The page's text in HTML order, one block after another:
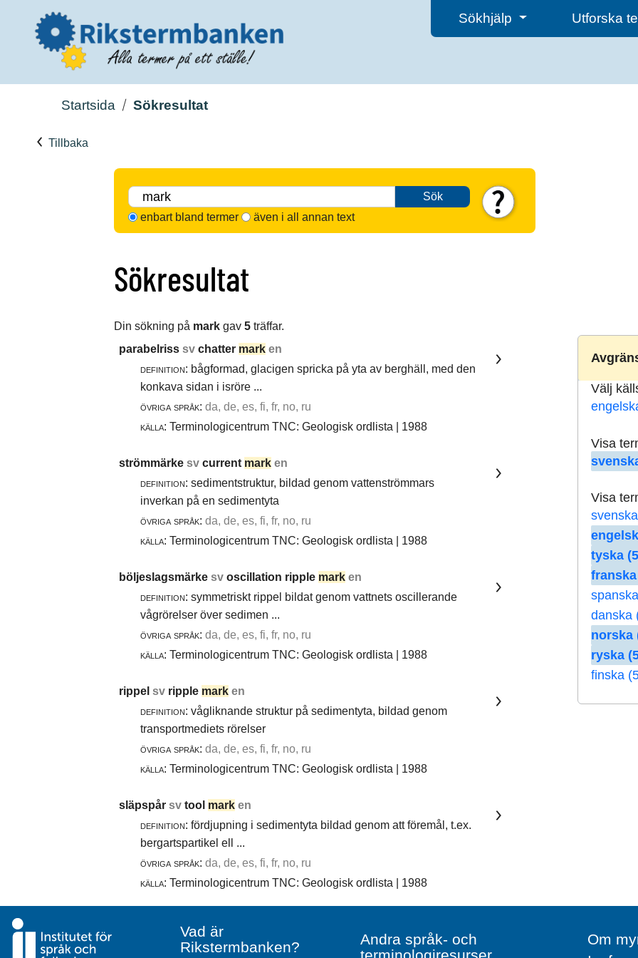
Sökhjälp Utforska
Startsida Sökresultat
Tillbaka
Sök
enbart bland termer
även i all annan text
Sökresultat
Din sökning på mark gav 5 träffar.
Välj
Visa
Visa
tyska
franska
danska
norska
ryska
finska
parabelriss sv chatter mark en
definition: bågformad, glacigen spricka på yta av berghäll, med den
konkava sidan i isröre ...
övriga språk: da, de, es, fi, fr, no, ru
källa: Terminologicentrum TNC: Geologisk ordlista | 1988
strömmärke sv current mark en
definition: sedimentstruktur, bildad genom vattenströmmars
inverkan på en sedimentyta
övriga språk: da, de, es, fi, fr, no, ru
källa: Terminologicentrum TNC: Geologisk ordlista | 1988
böljeslagsmärke sv oscillation ripple mark en
definition: symmetriskt rippel bildat genom vattnets oscillerande
vågrörelser över sedimen ...
övriga språk: da, de, es, fi, fr, no, ru
källa: Terminologicentrum TNC: Geologisk ordlista | 1988
rippel sv ripple mark en
definition: vågliknande struktur på sedimentyta, bildad genom
transportmediets rörelser
övriga språk: da, de, es, fi, fr, no, ru
källa: Terminologicentrum TNC: Geologisk ordlista | 1988
släpspår sv tool mark en
definition: fördjupning i sedimentyta bildad genom att föremål, t.ex.
bergartspartikel ell ...
övriga språk: da, de, es, fi, fr, no, ru
källa: Terminologicentrum TNC: Geologisk ordlista | 1988
Vad är
Rikstermbanken?
Andra språk- och
Om